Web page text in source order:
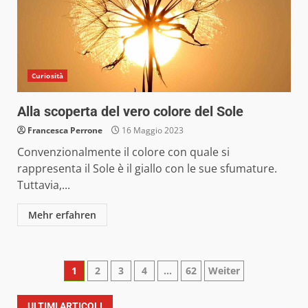
Curiosità
Alla scoperta del vero colore del Sole
Francesca Perrone 16 Maggio 2023
Convenzionalmente il colore con quale si
rappresenta il Sole è il giallo con le sue sfumature.
Tuttavia,...
Mehr erfahren
Paginazione
degli
1 2 3 4 … 62 Weiter